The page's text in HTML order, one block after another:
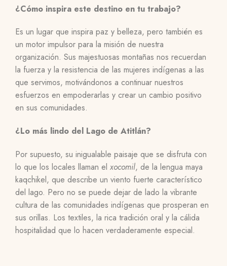
¿Cómo inspira este destino en tu trabajo?
Es un lugar que inspira paz y belleza, pero también es
un motor impulsor para la misión de nuestra
organización. Sus majestuosas montañas nos recuerdan
la fuerza y la resistencia de las mujeres indígenas a las
que servimos, motivándonos a continuar nuestros
esfuerzos en empoderarlas y crear un cambio positivo
en sus comunidades.
¿Lo más lindo del Lago de Atitlán?
Por supuesto, su inigualable paisaje que se disfruta con
lo que los locales llaman el xocomil, de la lengua maya
kaqchikel, que describe un viento fuerte característico
del lago. Pero no se puede dejar de lado la vibrante
cultura de las comunidades indígenas que prosperan en
sus orillas. Los textiles, la rica tradición oral y la cálida
hospitalidad que lo hacen verdaderamente especial.